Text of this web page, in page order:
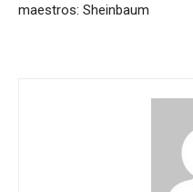
maestros: Sheinbaum